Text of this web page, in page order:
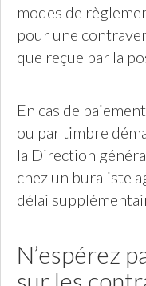
modes de
pour une
que reçue par la
En cas de
ou par timbre
la Direction
chez un buraliste
délai
N’espérez